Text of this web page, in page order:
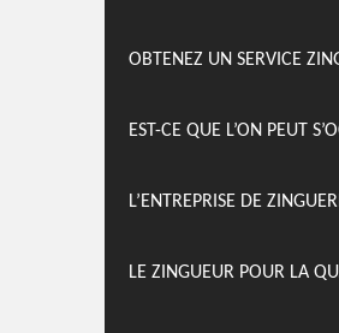
OBTENEZ UN SERVICE
EST-CE QUE L’ON PEUT
L’ENTREPRISE DE
LE ZINGUEUR POUR LA